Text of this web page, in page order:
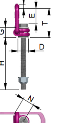
Warenkorb
Lasten
äußeren
und ab
kann damit
ist, kann